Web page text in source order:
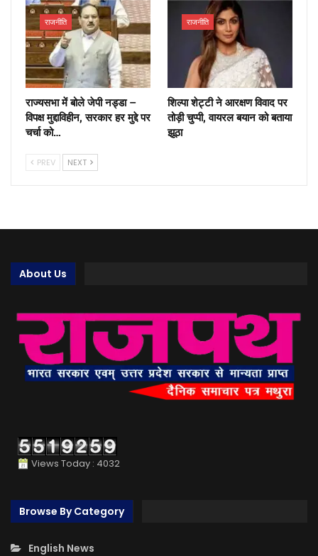
राजनीति
राज्यसभा में बोले जेपी नड्डा –
विपक्ष मुद्दाविहीन, सरकार हर मुद्दे पर
चर्चा को…
राजनीति
शिल्पा शेट्टी ने आरक्षण विवाद पर
तोड़ी चुप्पी, वायरल बयान को बताया
झूठा
PREV NEXT
About Us
Views Today : 4032
Browse By Category
English News